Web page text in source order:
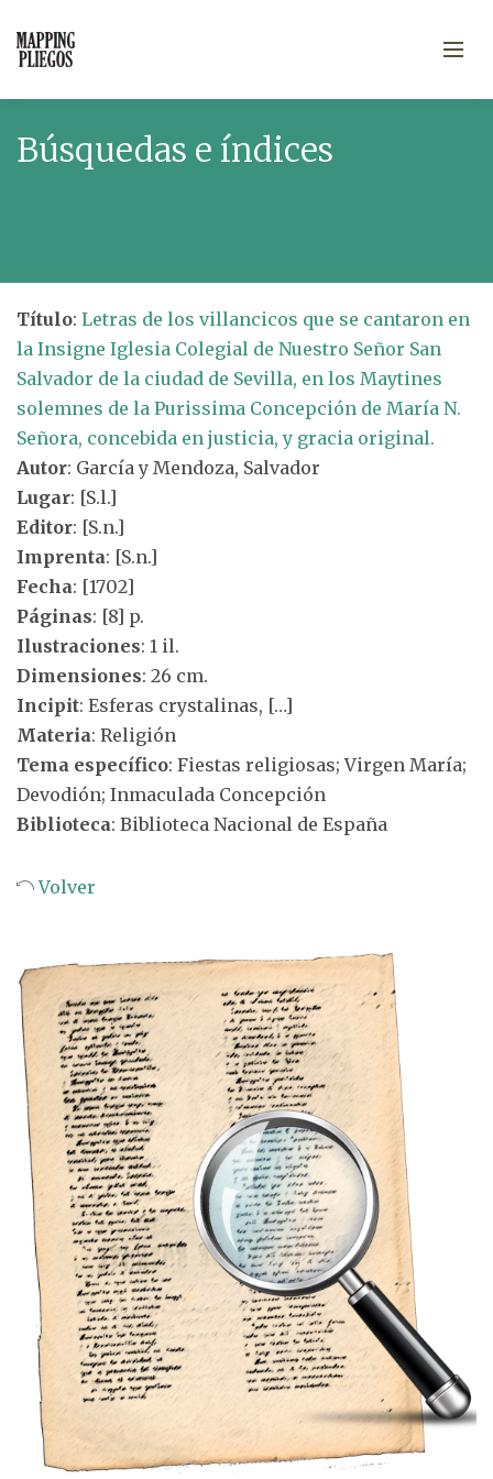
Búsquedas e índices
Título: Letras de los villancicos que se cantaron en
la Insigne Iglesia Colegial de Nuestro Señor San
Salvador de la ciudad de Sevilla, en los Maytines
solemnes de la Purissima Concepción de María N.
Señora, concebida en justicia, y gracia original.
Autor: García y Mendoza, Salvador
Lugar: [S.l.]
Editor: [S.n.]
Imprenta: [S.n.]
Fecha: [1702]
Páginas: [8] p.
Ilustraciones: 1 il.
Dimensiones: 26 cm.
Incipit: Esferas crystalinas, […]
Materia: Religión
Tema específico: Fiestas religiosas; Virgen María;
Devodión; Inmaculada Concepción
Biblioteca: Biblioteca Nacional de España
Volver